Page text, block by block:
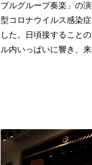
ブルグループ奏楽」の
型コロナウイルス感染
した。日頃接すること
ル内いっぱいに響き、